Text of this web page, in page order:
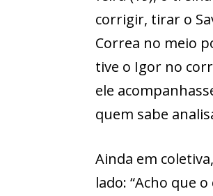
corrigir, tirar o
Correa no meio
tive o Igor no
ele
quem sabe
Ainda em
lado: “Acho que